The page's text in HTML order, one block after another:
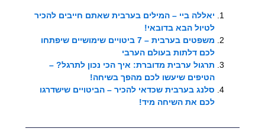
יאללה ביי – המילים בערבית שאתם חייבים להכיר
לטיול הבא בדובאי!
משפטים בערבית – 7 ביטויים שימושיים שיפתחו
לכם דלתות בעולם הערבי
תרגול ערבית מדוברת: איך הכי נכון לתרגל? –
הטיפים שיעשו לכם מהפך בשיחה!
סלנג בערבית שכדאי להכיר – הביטויים שישדרגו
לכם את השיחה מיד!